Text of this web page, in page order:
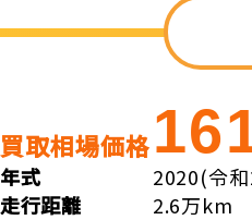
買取相場価格
年式
2020(令
走行距離
2.6万km